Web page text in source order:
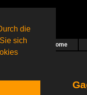
die
sich
Home